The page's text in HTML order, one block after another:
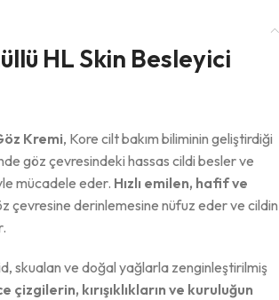
HL Skin Besleyici
Kremi, Kore cilt bakım biliminin geliştirdiği
göz çevresindeki hassas cildi besler ve
mücadele eder. Hızlı emilen, hafif ve
çevresine derinlemesine nüfuz eder ve cildin
skualan ve doğal yağlarla zenginleştirilmiş
çizgilerin, kırışıklıkların ve kuruluğun